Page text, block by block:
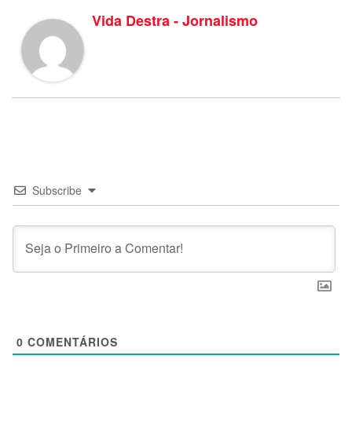
Vida Destra - Jornalismo
Subscribe
0 COMENTÁRIOS